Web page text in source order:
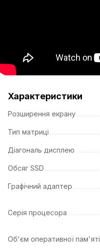
Характеристики
Розширення екрану
Тип матриці
Діагональ дисплею
Обсяг SSD
Графічний адаптер
Серія процесора
Об'єм оперативної пам'яті